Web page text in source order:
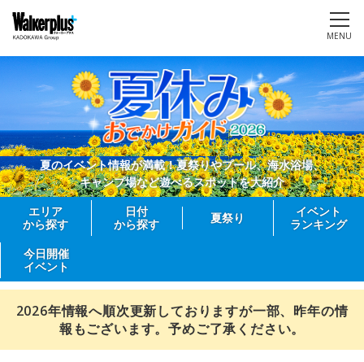
MENU
夏のイベント情報が満載！夏祭りやプール、海水浴場、
キャンプ場など遊べるスポットを大紹介
エリア
から探す
日付
から探す
夏祭り
イベント
ランキング
今日開催
イベント
2026年情報へ順次更新しておりますが一部、昨年の情
報もございます。予めご了承ください。